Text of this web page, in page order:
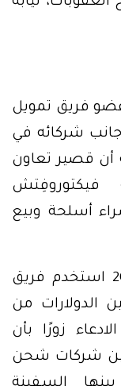
فريق تمويل
جانب شركائه في
أن قصير تعاون
فيكتوروفِتش
أسلحة وبيع
وأفاد البيان أنه في أواخر عام 2025 استخدم فريق
الدولارات من
زورًا بأن
شركات شحن